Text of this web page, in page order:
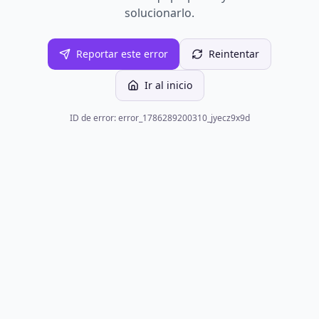
solucionarlo.
Reportar este error Reintentar
Ir al inicio
ID de error: error_1786289200310_jyecz9x9d